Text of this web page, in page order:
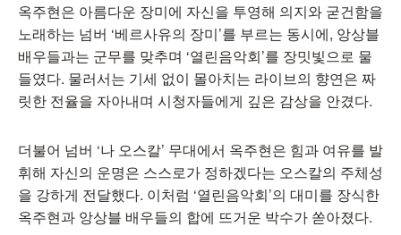
옥주현은 아름다운 장미에 자신을 투영해 의지와 굳건함을
노래하는 넘버 ‘베르사유의 장미’를 부르는 동시에, 앙상블
배우들과는 군무를 맞추며 ‘열린음악회’를 장밋빛으로 물
들였다. 물러서는 기세 없이 몰아치는 라이브의 향연은 짜
릿한 전율을 자아내며 시청자들에게 깊은 감상을 안겼다.
더불어 넘버 ‘나 오스칼’ 무대에서 옥주현은 힘과 여유를 발
휘해 자신의 운명은 스스로가 정하겠다는 오스칼의 주체성
을 강하게 전달했다. 이처럼 ‘열린음악회’의 대미를 장식한
옥주현과 앙상블 배우들의 합에 뜨거운 박수가 쏟아졌다.